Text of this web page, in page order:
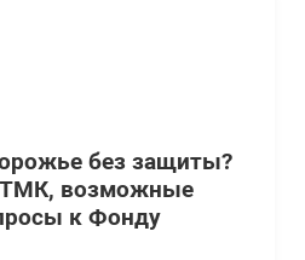
без защиты?
возможные
к Фонду